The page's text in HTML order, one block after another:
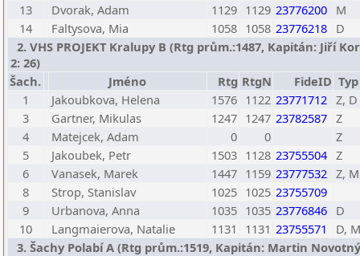
13
Dvorak, Adam 1129 1129 23776200 M
14
Faltysova, Mia 1058 1058 23776218 D
2. VHS PROJEKT Kralupy B (Rtg prům.:1487, Kapitán: Jiří
2: 26)
Šach.
Jméno Rtg RtgN FideID Typ
1
Jakoubkova, Helena 1576 1122 23771712 Z, D
3
Gartner, Mikulas 1247 1247 23782587 Z
4
Matejcek, Adam 0 0
Z
5
Jakoubek, Petr 1503 1128 23755504 Z
6
Vanasek, Marek 1447 1159 23777532 Z, M
8
Strop, Stanislav 1025 1025 23755709
9
Urbanova, Anna 1035 1035 23776846 D
10
Langmaierova, Natalie 1131 1131 23755571
D, M
3. Šachy Polabí A (Rtg prům.:1519, Kapitán: Martin Novotný